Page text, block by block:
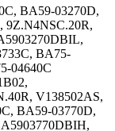
BA59-03270D,
9Z.N4NSC.20R,
BA75-
04640C
V138502AS,
BA59-03770D,